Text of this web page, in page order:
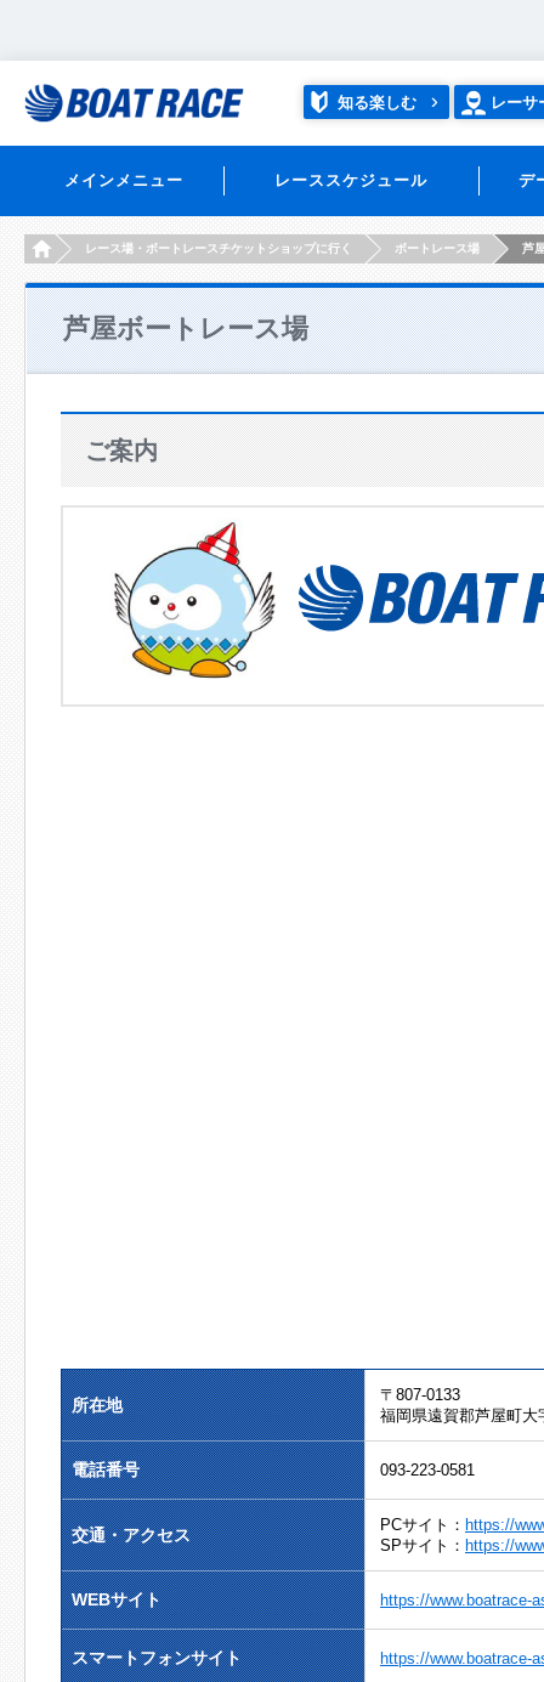
知る楽しむ レーサ
メインメニュー レーススケジュール デ
HOMEレース場・ボートレースチケットショップに行く ボートレース場 芦
芦屋ボートレース場
ご案内
所在地
〒807-0133
福岡県遠賀郡芦屋町大
電話番号 093-223-0581
交通・アクセス
PCサイト： https://
SPサイト： https://
WEBサイト https://www.boatrace-
スマートフォンサイト https://www.boatrace-